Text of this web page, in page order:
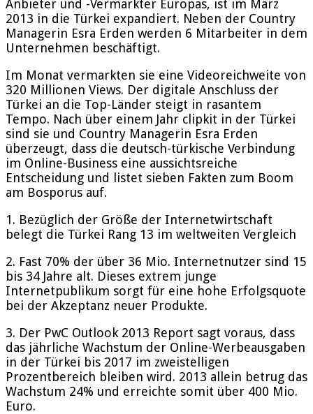
Anbieter und -Vermarkter Europas, ist im März
2013 in die Türkei expandiert. Neben der Country
Managerin Esra Erden werden 6 Mitarbeiter in dem
Unternehmen beschäftigt.
Im Monat vermarkten sie eine Videoreichweite von
320 Millionen Views. Der digitale Anschluss der
Türkei an die Top-Länder steigt in rasantem
Tempo. Nach über einem Jahr clipkit in der Türkei
sind sie und Country Managerin Esra Erden
überzeugt, dass die deutsch-türkische Verbindung
im Online-Business eine aussichtsreiche
Entscheidung und listet sieben Fakten zum Boom
am Bosporus auf.
1. Bezüglich der Größe der Internetwirtschaft
belegt die Türkei Rang 13 im weltweiten Vergleich
2. Fast 70% der über 36 Mio. Internetnutzer sind 15
bis 34 Jahre alt. Dieses extrem junge
Internetpublikum sorgt für eine hohe Erfolgsquote
bei der Akzeptanz neuer Produkte.
3. Der PwC Outlook 2013 Report sagt voraus, dass
das jährliche Wachstum der Online-Werbeausgaben
in der Türkei bis 2017 im zweistelligen
Prozentbereich bleiben wird. 2013 allein betrug das
Wachstum 24% und erreichte somit über 400 Mio.
Euro.